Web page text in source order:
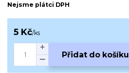
Nejsme plátci DPH
5 Kč/ks
Přidat do košíku